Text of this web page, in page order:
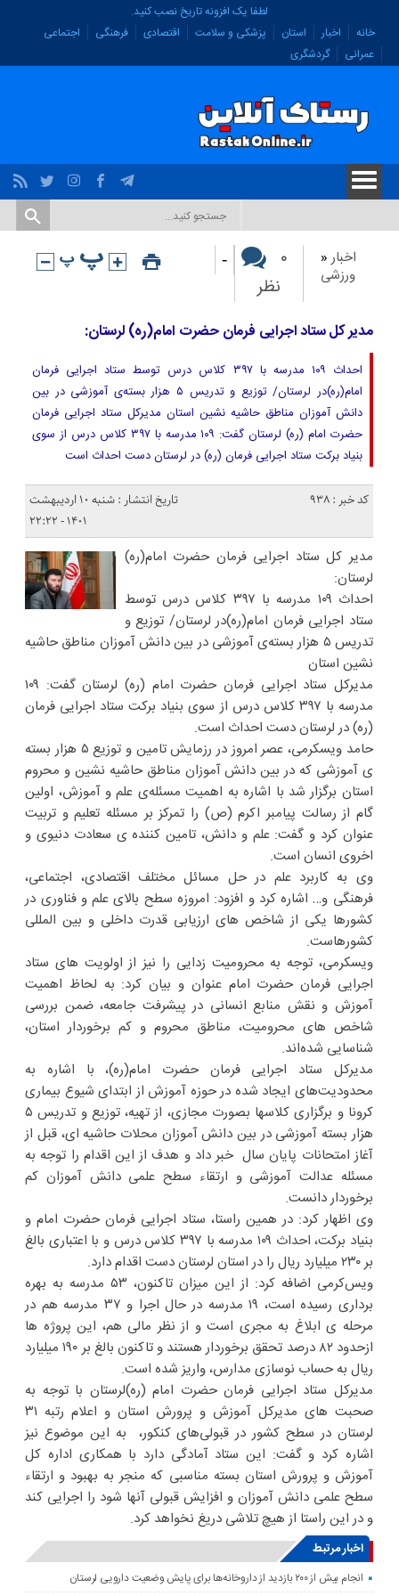
لطفا یک افزونه تاریخ نصب کنید.
خانه
اخبار استان پزشکی و سلامت اقتصادی فرهنگی
اجتماعی
عمرانی
گردشگری
اخبار«
ورزشی
۰
نظر
-
مدیر کل ستاد اجرایی فرمان حضرت امام(ره) لرستان:
احداث ۱۰۹ مدرسه با ۳۹۷ کلاس درس توسط ستاد اجرایی فرمان
امام(ره)در لرستان/ توزیع و تدریس ۵ هزار بسته‌ی آموزشی در بین
دانش آموزان مناطق حاشیه نشین استان مدیرکل ستاد اجرایی فرمان
حضرت امام (ره) لرستان گفت: ۱۰۹ مدرسه با ۳۹۷ کلاس درس از سوی
بنیاد برکت ستاد اجرایی فرمان (ره) در لرستان دست احداث است
کد خبر : 938
تاریخ انتشار : شنبه ۱۰ اردیبهشت
۱۴۰۱ - ۲۲:۲۲
مدیر کل ستاد اجرایی فرمان حضرت امام(ره)
لرستان:
احداث ۱۰۹ مدرسه با ۳۹۷ کلاس درس توسط
ستاد اجرایی فرمان امام(ره)در لرستان/ توزیع و
تدریس ۵ هزار بسته‌ی آموزشی در بین دانش آموزان مناطق حاشیه
نشین استان
مدیرکل ستاد اجرایی فرمان حضرت امام (ره) لرستان گفت: ۱۰۹
مدرسه با ۳۹۷ کلاس درس از سوی بنیاد برکت ستاد اجرایی فرمان
(ره) در لرستان دست احداث است.
حامد ویسکرمی، عصر امروز در رزمایش تامین و توزیع ۵ هزار بسته
ی آموزشی که در بین دانش آموزان مناطق حاشیه نشین و محروم
استان برگزار شد با اشاره به اهمیت مسئله‌ی علم و آموزش، اولین
گام از رسالت پیامبر اکرم (ص) را تمرکز بر مسئله تعلیم و تربیت
عنوان کرد و گفت: علم و دانش، تامین کننده ی سعادت دنیوی و
اخروی انسان است.
وی به کاربرد علم در حل مسائل مختلف اقتصادی، اجتماعی،
فرهنگی و… اشاره کرد و افزود: امروزه سطح بالای علم و فناوری در
کشورها یکی از شاخص های ارزیابی قدرت داخلی و بین المللی
کشورهاست.
ویسکرمی، توجه به محرومیت زدایی را نیز از اولویت های ستاد
اجرایی فرمان حضرت امام عنوان و بیان کرد: به لحاظ اهمیت
آموزش و نقش منابع انسانی در پیشرفت جامعه، ضمن بررسی
شاخص های محرومیت، مناطق محروم و کم برخوردار استان،
شناسایی شده‌اند.
مدیرکل ستاد اجرایی فرمان حضرت امام(ره)، با اشاره به
محدودیت‌های ایجاد شده در حوزه آموزش از ابتدای شیوع بیماری
کرونا و برگزاری کلاسها بصورت مجازی، از تهیه، توزیع و تدریس ۵
هزار بسته آموزشی در بین دانش آموزان محلات حاشیه ای، قبل از
آغاز امتحانات پایان سال خبر داد و هدف از این اقدام را توجه به
مسئله عدالت آموزشی و ارتقاء سطح علمی دانش آموزان کم
برخوردار دانست.
وی اظهار کرد: در همین راستا، ستاد اجرایی فرمان حضرت امام و
بنیاد برکت، احداث ۱۰۹ مدرسه با ۳۹۷ کلاس درس و با اعتباری بالغ
بر ۲۳۰ میلیارد ریال را در استان لرستان دست اقدام دارد.
ویس‌کرمی اضافه کرد: از این میزان تاکنون، ۵۳ مدرسه به بهره
برداری رسیده است، ۱۹ مدرسه در حال اجرا و ۳۷ مدرسه هم در
مرحله ی ابلاغ به مجری است و از نظر مالی هم، این پروژه ها
ازحدود ۸۲ درصد تحقق برخوردار هستند و تاکنون بالغ بر ۱۹۰ میلیارد
ریال به حساب نوسازی مدارس، واریز شده است.
مدیرکل ستاد اجرایی فرمان حضرت امام (ره)لرستان با توجه به
صحبت های مدیرکل آموزش و پرورش استان و اعلام رتبه ۳۱
لرستان در سطح کشور در قبولی‌های کنکور، به این موضوع نیز
اشاره کرد و گفت: این ستاد آمادگی دارد با همکاری اداره کل
آموزش و پرورش استان بسته مناسبی که منجر به بهبود و ارتقاء
سطح علمی دانش آموزان و افزایش قبولی آنها شود را اجرایی کند
و در این راستا از هیچ تلاشی دریغ نخواهد کرد.
اخبار مرتبط
انجام بیش از ۲۰۰ بازدید از داروخانه‌ها برای پایش وضعیت دارویی لرستان